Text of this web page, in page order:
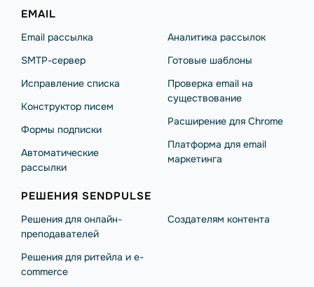
EMAIL
Email рассылка
SMTP-сервер
Исправление списка
Конструктор писем
Формы подписки
Автоматические
рассылки
Аналитика рассылок
Готовые шаблоны
Проверка email на
существование
Расширение для Chrome
Платформа для email
маркетинга
РЕШЕНИЯ SENDPULSE
Решения для онлайн-
преподавателей
Решения для ритейла и e-
commerce
Создателям контента